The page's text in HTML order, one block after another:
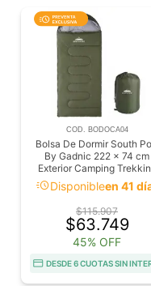
COD. BODOCA04
Bolsa De Dormir South
By Gadnic 222 x 74 cm
Exterior Camping
acuteDisponibleen 41
$115.907
$63.749
45% OFF
DESDE 6 CUOTAS SIN